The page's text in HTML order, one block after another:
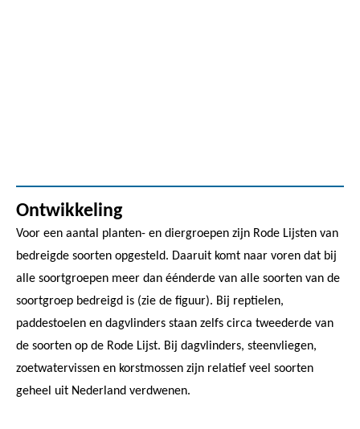
Ontwikkeling
Voor een aantal planten- en diergroepen zijn Rode Lijsten van
bedreigde soorten opgesteld. Daaruit komt naar voren dat bij
alle soortgroepen meer dan éénderde van alle soorten van de
soortgroep bedreigd is (zie de figuur). Bij reptielen,
paddestoelen en dagvlinders staan zelfs circa tweederde van
de soorten op de Rode Lijst. Bij dagvlinders, steenvliegen,
zoetwatervissen en korstmossen zijn relatief veel soorten
geheel uit Nederland verdwenen.